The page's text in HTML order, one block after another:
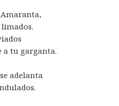
Amaranta,
a tu garganta.
adelanta